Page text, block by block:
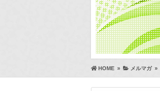
HOME » メルマガ»